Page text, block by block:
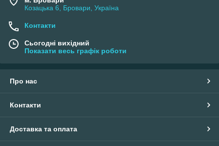
Козацька 6, Бровари, Україна
Контакти
Сьогодні вихідний
Показати весь графік роботи
Про нас
Контакти
Доставка та оплата